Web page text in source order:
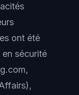
ont été
sécurité